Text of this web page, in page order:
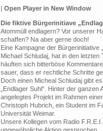
| Open Player in New Window
Die fiktive Bürgerinitiave
Atommüll endlagern? Vor unserer
schaffen? Na aber gerne doch!
Eine Kampagne der Bürgerinitiative
Michael Schludaj, hat in den
häuften sich bitterböse
sauer, dass er rechtliche Schritte
Doch einen Micheal Schludaj gibt
„Endlager Suhl“. Hinter der
angelegtes Projekt im Rahmen
Christoph Hubrich, ein Student im
Universität Weimar.
Unsere Kollegen vom Radio